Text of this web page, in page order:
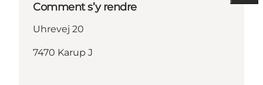
Comment s’y rendre
Uhrevej 20
7470 Karup J